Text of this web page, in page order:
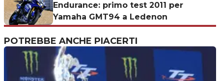
Endurance: primo test 2011 per
Yamaha GMT94 a Ledenon
POTREBBE ANCHE PIACERTI